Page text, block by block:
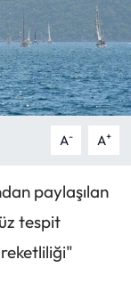
A- A+
paylaşılan
tespit